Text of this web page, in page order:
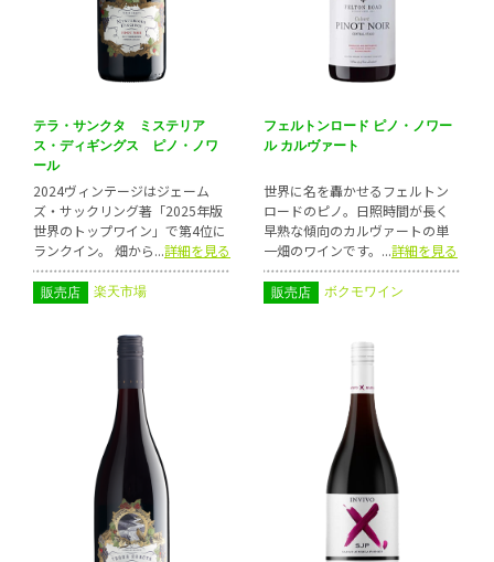
テラ・サンクタ ミステリア
ス・ディギングス ピノ・ノワ
ール
2024ヴィンテージはジェーム
ズ・サックリング著「2025年版
世界のトップワイン」で第4位に
ランクイン。 畑から...詳細を見る
販売店 楽天市場
フェルトンロード ピノ・ノワー
ル カルヴァート
世界に名を轟かせるフェルトン
ロードのピノ。日照時間が長く
早熟な傾向のカルヴァートの単
一畑のワインです。...詳細を見る
販売店 ボクモワイン